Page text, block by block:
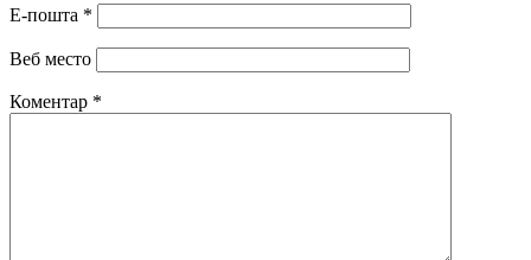
Е-пошта *
Веб место
Коментар *